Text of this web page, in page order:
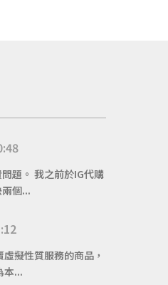
題。 我之前於IG代購
個...
擬性質服務的商品，
本...